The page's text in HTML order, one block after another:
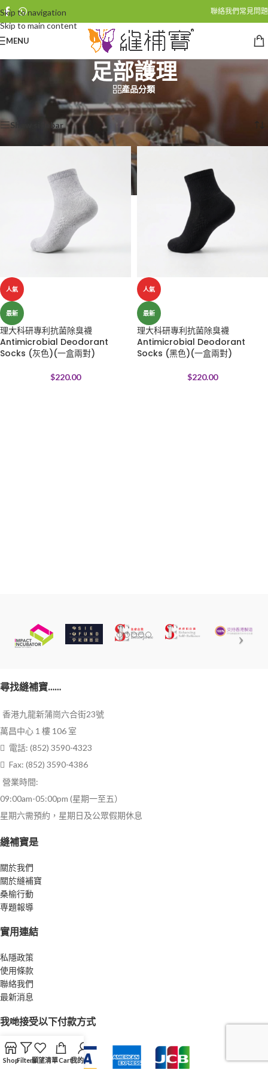
Skip to navigation
Skip to main content
聯絡我們常見問題
MENU
足部護理
產品分類
商品標籤為 “足部護理” Showing all 2 results
Show sidebar
人氣
最新
理大科研專利抗菌除臭襪
Antimicrobial Deodorant
Socks (灰色)(一盒兩對)
$220.00
人氣
最新
理大科研專利抗菌除臭襪
Antimicrobial Deodorant
Socks (黑色)(一盒兩對)
$220.00
尋找縫補寶……
香港九龍新蒲崗六合街23號
萬昌中心 1 樓 106 室
電話: (852) 3590-4323
Fax: (852) 3590-4386
營業時間:
09:00am-05:00pm (星期一至五）
星期六需預約，星期日及公眾假期休息
縫補寶是
關於我們
關於縫補寶
桑榆行動
専題報導
實用連結
私隱政策
使用條款
聯絡我們
最新消息
我哋接受以下付款方式
ShopFilters願望清單Cart我的帳戶